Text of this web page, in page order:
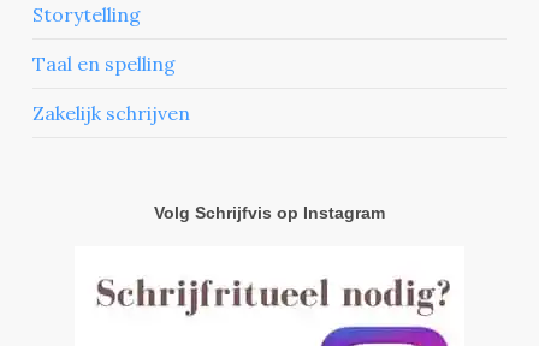
Storytelling
Taal en spelling
Zakelijk schrijven
Volg Schrijfvis op Instagram